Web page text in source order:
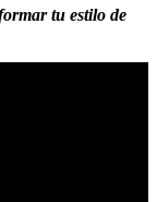
tu estilo de